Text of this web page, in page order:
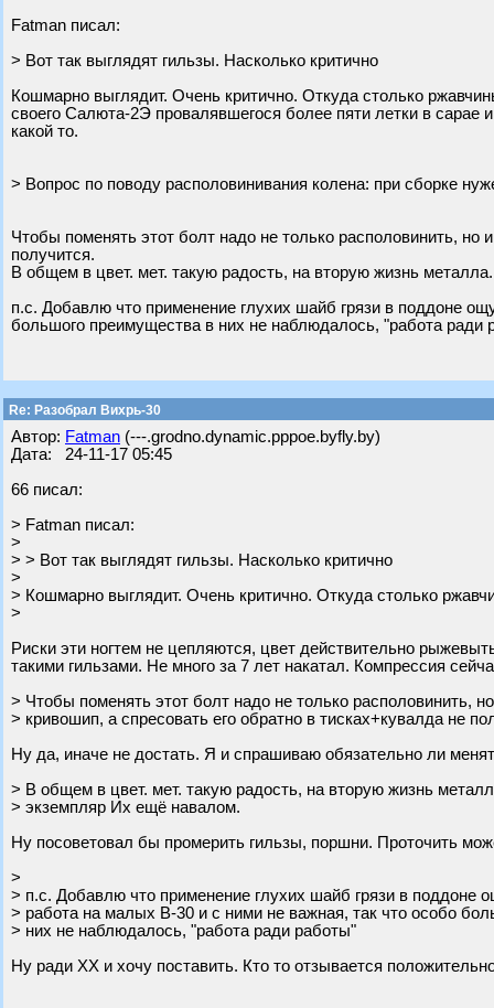
Fatman писал:
> Вот так выглядят гильзы. Насколько критично
Кошмарно выглядит. Очень критично. Откуда столько
своего Салюта-2Э провалявшегося более пяти летки в
какой то.
> Вопрос по поводу располовинивания колена: при сборке
Чтобы поменять этот болт надо не только располовинить, но
получится.
В общем в цвет. мет. такую радость, на вторую жизнь
п.с. Добавлю что применение глухих шайб грязи в поддоне
большого преимущества в них не наблюдалось, "работа ради
Re: Разобрал Вихрь-30
Автор: Fatman (---.grodno.dynamic.pppoe.byfly.by)
Дата: 24-11-17 05:45
66 писал:
> Fatman писал:
>
> > Вот так выглядят гильзы. Насколько критично
>
> Кошмарно выглядит. Очень критично. Откуда столько
>
Риски эти ногтем не цепляются, цвет действительно
такими гильзами. Не много за 7 лет накатал. Компрессия
> Чтобы поменять этот болт надо не только располовинить,
> кривошип, а спресовать его обратно в тисках+кувалда не
Ну да, иначе не достать. Я и спрашиваю обязательно ли
> В общем в цвет. мет. такую радость, на вторую жизнь
> экземпляр Их ещё навалом.
Ну посоветовал бы промерить гильзы, поршни. Проточить
>
> п.с. Добавлю что применение глухих шайб грязи в поддоне
> работа на малых В-30 и с ними не важная, так что особо
> них не наблюдалось, "работа ради работы"
Ну ради ХХ и хочу поставить. Кто то отзывается